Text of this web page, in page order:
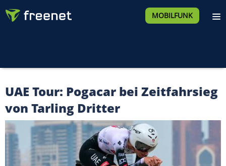
MOBILFUNK
UAE Tour: Pogacar bei Zeitfahrsieg
von Tarling Dritter